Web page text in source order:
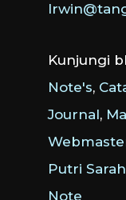
Kunjungi
Note's,
Journal,
Putri
Note